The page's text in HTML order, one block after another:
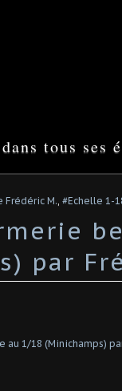
tous ses
Frédéric M., #Echelle 1-
par